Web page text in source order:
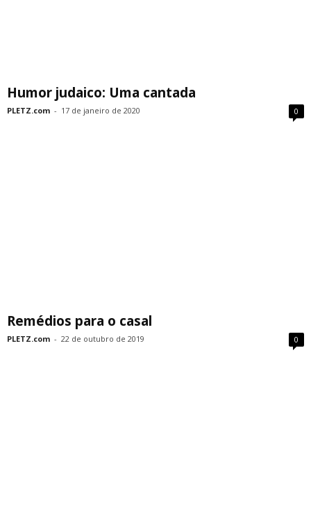
Humor judaico: Uma cantada
PLETZ.com - 17 de janeiro de 2020 0
Remédios para o casal
PLETZ.com - 22 de outubro de 2019 0